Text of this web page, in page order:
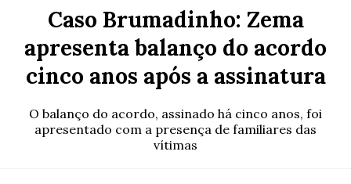
Caso Brumadinho: Zema
apresenta balanço do acordo
cinco anos após a assinatura
O balanço do acordo, assinado há cinco anos, foi
apresentado com a presença de familiares das
vítimas